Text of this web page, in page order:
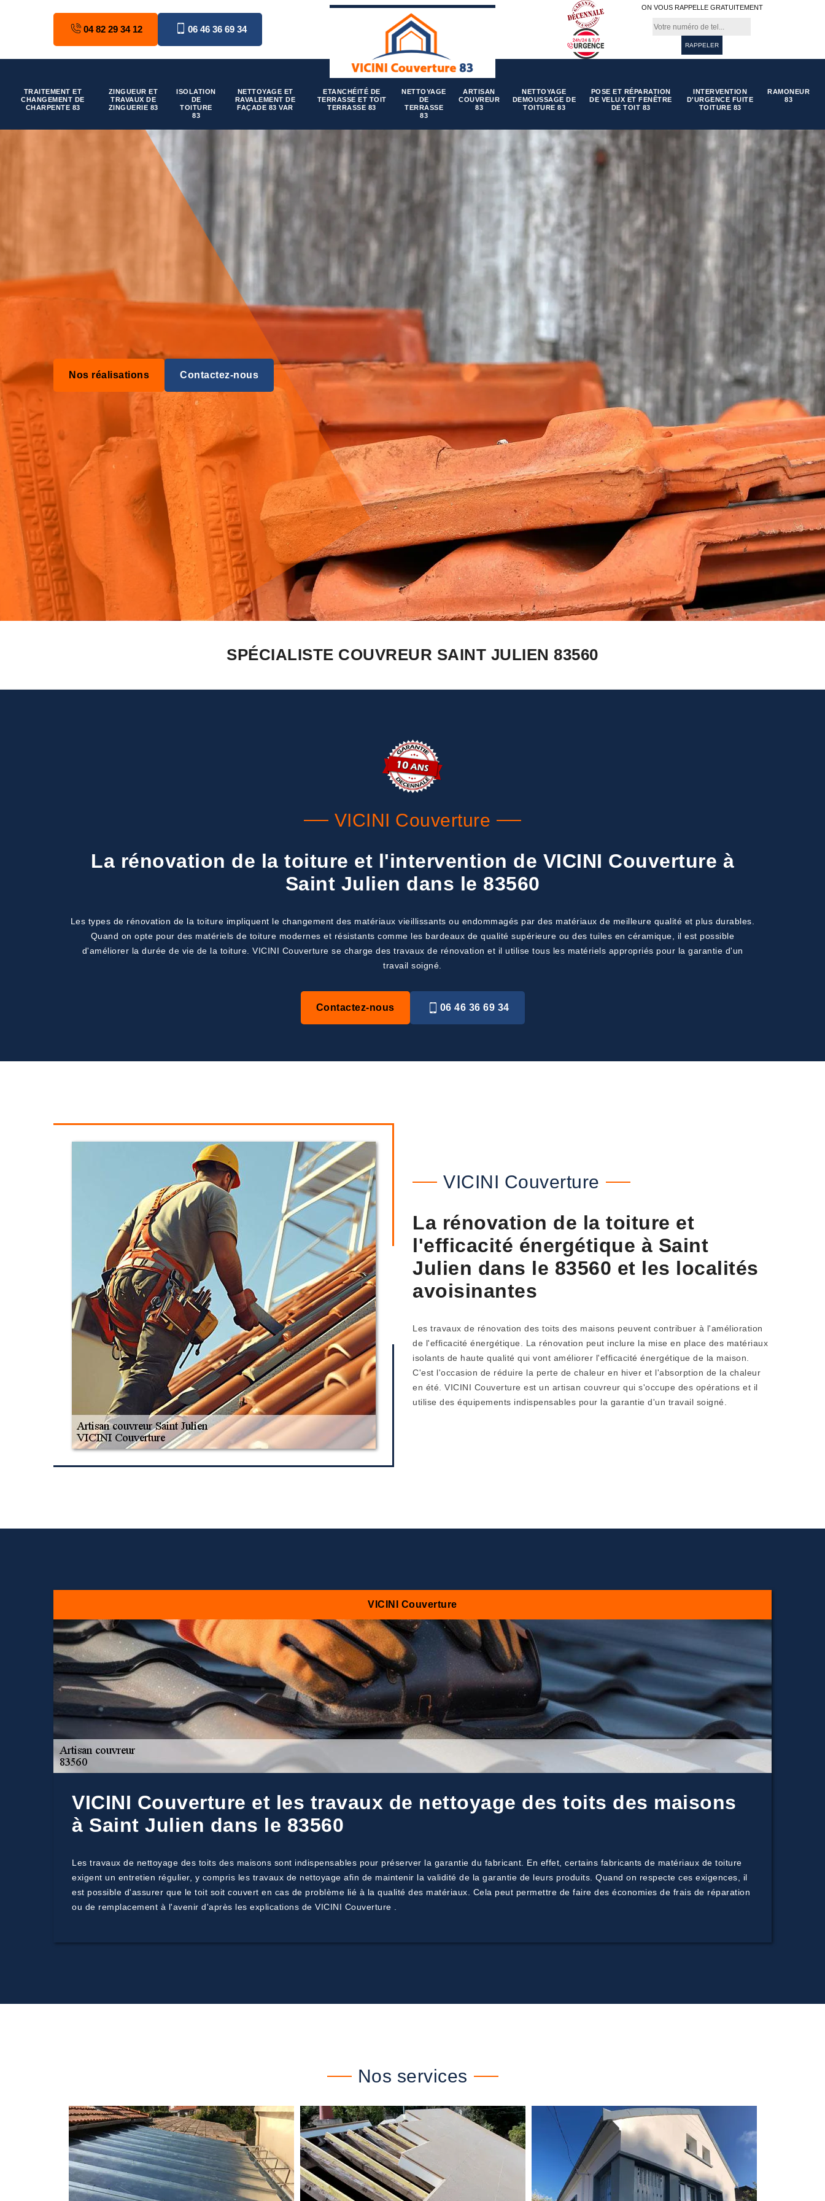
04 82 29 34 12 06 46 36 69 34
ON VOUS RAPPELLE GRATUITEMENT
TRAITEMENT ET
CHANGEMENT DE
CHARPENTE 83
ZINGUEUR ET
TRAVAUX DE
ZINGUERIE 83
ISOLATION
DE
TOITURE
83
NETTOYAGE ET
RAVALEMENT DE
FAÇADE 83 VAR
ETANCHÉITÉ DE
TERRASSE ET TOIT
TERRASSE 83
NETTOYAGE
DE
TERRASSE
83
ARTISAN
COUVREUR
83
NETTOYAGE
DEMOUSSAGE DE
TOITURE 83
POSE ET RÉPARATION
DE VELUX ET FENÊTRE
DE TOIT 83
INTERVENTION
D'URGENCE FUITE
TOITURE 83
RAMONEUR
83
Nos réalisations Contactez-nous
SPÉCIALISTE COUVREUR SAINT JULIEN 83560
VICINI Couverture
La rénovation de la toiture et l'intervention de VICINI Couverture à
Saint Julien dans le 83560
Les types de rénovation de la toiture impliquent le changement des matériaux vieillissants ou endommagés par des matériaux de meilleure qualité et plus durables.
Quand on opte pour des matériels de toiture modernes et résistants comme les bardeaux de qualité supérieure ou des tuiles en céramique, il est possible
d'améliorer la durée de vie de la toiture. VICINI Couverture se charge des travaux de rénovation et il utilise tous les matériels appropriés pour la garantie d'un
travail soigné.
Contactez-nous 06 46 36 69 34
VICINI Couverture
La rénovation de la toiture et
l'efficacité énergétique à Saint
Julien dans le 83560 et les localités
avoisinantes
Les travaux de rénovation des toits des maisons peuvent contribuer à l'amélioration
de l'efficacité énergétique. La rénovation peut inclure la mise en place des matériaux
isolants de haute qualité qui vont améliorer l'efficacité énergétique de la maison.
C'est l'occasion de réduire la perte de chaleur en hiver et l'absorption de la chaleur
en été. VICINI Couverture est un artisan couvreur qui s'occupe des opérations et il
utilise des équipements indispensables pour la garantie d'un travail soigné.
VICINI Couverture
VICINI Couverture et les travaux de nettoyage des toits des maisons
à Saint Julien dans le 83560
Les travaux de nettoyage des toits des maisons sont indispensables pour préserver la garantie du fabricant. En effet, certains fabricants de matériaux de toiture
exigent un entretien régulier, y compris les travaux de nettoyage afin de maintenir la validité de la garantie de leurs produits. Quand on respecte ces exigences, il
est possible d'assurer que le toit soit couvert en cas de problème lié à la qualité des matériaux. Cela peut permettre de faire des économies de frais de réparation
ou de remplacement à l'avenir d'après les explications de VICINI Couverture .
Nos services